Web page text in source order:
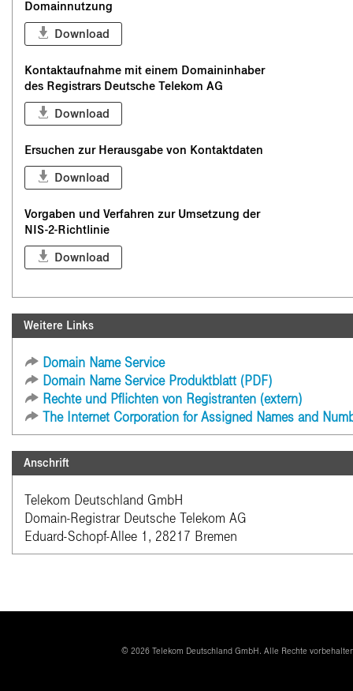
Domainnutzung
Download
Kontaktaufnahme mit einem Domaininhaber
des Registrars Deutsche Telekom AG
Download
Ersuchen zur Herausgabe von Kontaktdaten
Download
Vorgaben und Verfahren zur Umsetzung der
NIS-2-Richtlinie
Download
Weitere Links
Domain Name Service
Domain Name Service Produktblatt (PDF)
Rechte und Pflichten von Registranten (extern)
The Internet Corporation for Assigned Names and
Anschrift
Telekom Deutschland GmbH
Domain-Registrar Deutsche Telekom AG
Eduard-Schopf-Allee 1, 28217 Bremen
© 2026 Telekom Deutschland GmbH. Alle Rechte